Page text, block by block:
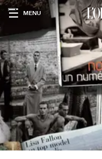
MENU